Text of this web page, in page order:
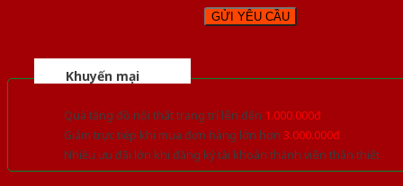
Khuyến mại
Quà tặng đồ nội thất trang trí lên đến 1.000.000đ
Giảm trực tiếp khi mua đơn hàng lớn hơn 3.000.000đ
Nhiều ưu đãi lớn khi đăng ký tài khoản thành viên thân thiết